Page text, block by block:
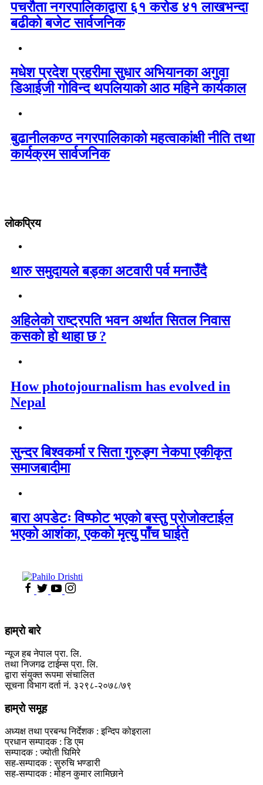
पचरौता नगरपालिकाद्वारा ६१ करोड ४१ लाखभन्दा
बढीको बजेट सार्वजनिक
मधेश प्रदेश प्रहरीमा सुधार अभियानका अगुवा
डिआईजी गोविन्द थपलियाको आठ महिने कार्यकाल
बुढानीलकण्ठ नगरपालिकाको महत्वाकांक्षी नीति तथा
कार्यक्रम सार्वजनिक
लोकप्रिय
थारु समुदायले बड्का अटवारी पर्व मनाउँदै
अहिलेको राष्ट्रपति भवन अर्थात सितल निवास
कसको हो थाहा छ ?
How photojournalism has evolved in
Nepal
सुन्दर बिश्वकर्मा र सिता गुरुङ्ग नेकपा एकीकृत
समाजबादीमा
बारा अपडेटः विष्फोट भएको बस्तु प्रोजोक्टाईल
भएको आशंका, एकको मृत्यु पाँच घाईते
हाम्रो बारे
न्यूज हब नेपाल प्रा. लि.
तथा निजगढ टाईम्स प्रा. लि.
द्वारा संयुक्त रूपमा संचालित
सूचना विभाग दर्ता नं. ३२९८-२०७८/७९
हाम्रो समूह
अध्यक्ष तथा प्रबन्ध निर्देशक : इन्दिप कोइराला
प्रधान सम्पादक : डि एम
सम्पादक : ज्योती घिमिरे
सह-सम्पादक : सुरुचि भण्डारी
सह-सम्पादक : मोहन कुमार लामिछाने